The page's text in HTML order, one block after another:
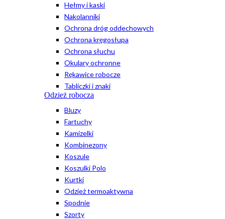
Hełmy i kaski
Nakolanniki
Ochrona dróg oddechowych
Ochrona kręgosłupa
Ochrona słuchu
Okulary ochronne
Rękawice robocze
Tabliczki i znaki
Odzież robocza
Bluzy
Fartuchy
Kamizelki
Kombinezony
Koszule
Koszulki Polo
Kurtki
Odzież termoaktywna
Spodnie
Szorty